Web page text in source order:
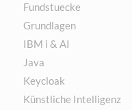
Fundstuecke
Grundlagen
IBM i & AI
Java
Keycloak
Künstliche Intelligenz